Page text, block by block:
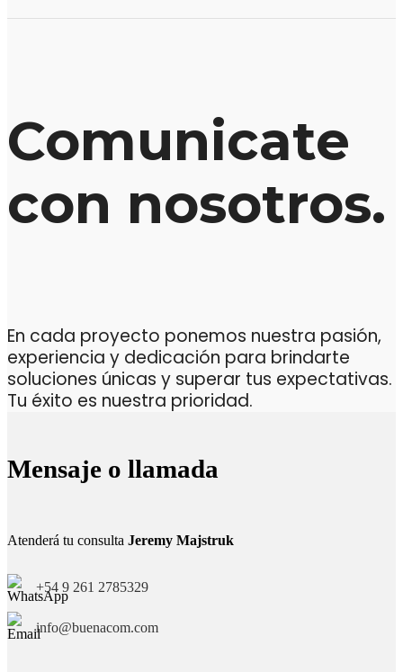
Comunicate
con nosotros.
En cada proyecto ponemos nuestra pasión,
experiencia y dedicación para brindarte
soluciones únicas y superar tus expectativas.
Tu éxito es nuestra prioridad.
Mensaje o llamada
Atenderá tu consulta Jeremy Majstruk
+54 9 261 2785329
info@buenacom.com